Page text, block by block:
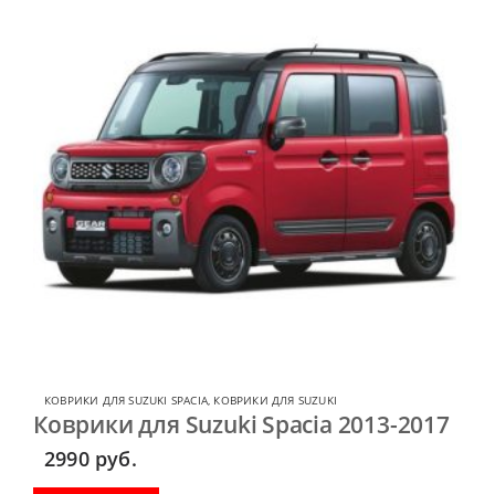
КОВРИКИ ДЛЯ SUZUKI SPACIA, КОВРИКИ ДЛЯ SUZUKI
Коврики для Suzuki Spacia 2013-2017
2990 руб.